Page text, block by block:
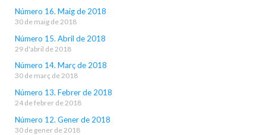
Número 16. Maig de 2018
30 de maig de 2018
Número 15. Abril de 2018
29 d'abril de 2018
Número 14. Març de 2018
30 de març de 2018
Número 13. Febrer de 2018
24 de febrer de 2018
Número 12. Gener de 2018
30 de gener de 2018